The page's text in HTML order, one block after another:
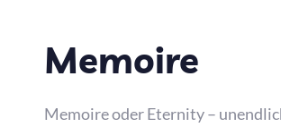
Memoire
Memoire oder Eternity –